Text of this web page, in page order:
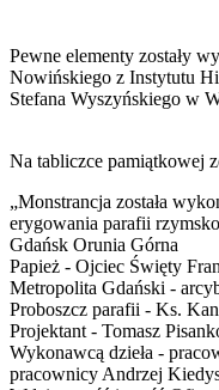
Pewne elementy zostały
Nowińskiego z Instytutu
Stefana Wyszyńskiego w
Na tabliczce pamiątkowej
„Monstrancja została
erygowania parafii
Gdańsk Orunia Górna
Papież - Ojciec Święty
Metropolita Gdański -
Proboszcz parafii - Ks.
Projektant - Tomasz
Wykonawcą dzieła -
pracownicy Andrzej